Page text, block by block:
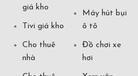
giá kho
Tivi giá kho
Cho thuê
nhà
Máy hút bụi
ô tô
Đồ chơi xe
hơi